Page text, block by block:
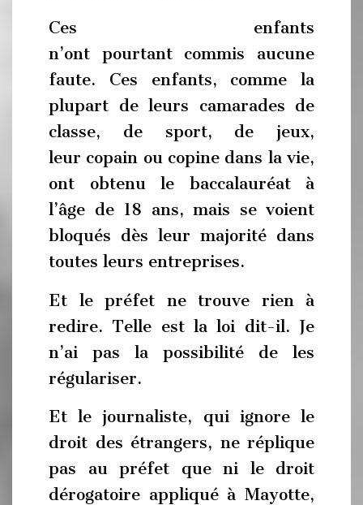
Ces enfants
n’ont pourtant commis aucune
faute. Ces enfants, comme la
plupart de leurs camarades de
classe, de sport, de jeux,
leur copain ou copine dans la vie,
ont obtenu le baccalauréat à
l’âge de 18 ans, mais se voient
bloqués dès leur majorité dans
toutes leurs entreprises.
Et le préfet ne trouve rien à
redire. Telle est la loi dit-il. Je
n’ai pas la possibilité de les
régulariser.
Et le journaliste, qui ignore le
droit des étrangers, ne réplique
pas au préfet que ni le droit
dérogatoire appliqué à Mayotte,